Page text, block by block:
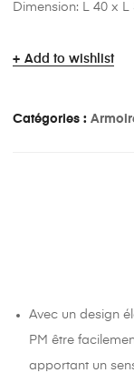
Dimension: L 40 x
Add to wishlist
Catégories :
Avec un design
PM être
apportant un